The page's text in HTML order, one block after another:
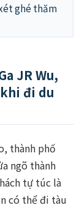
ghé thăm
JR Wu,
đi du
thành phố
ngõ thành
tự túc là
có thể đi tàu